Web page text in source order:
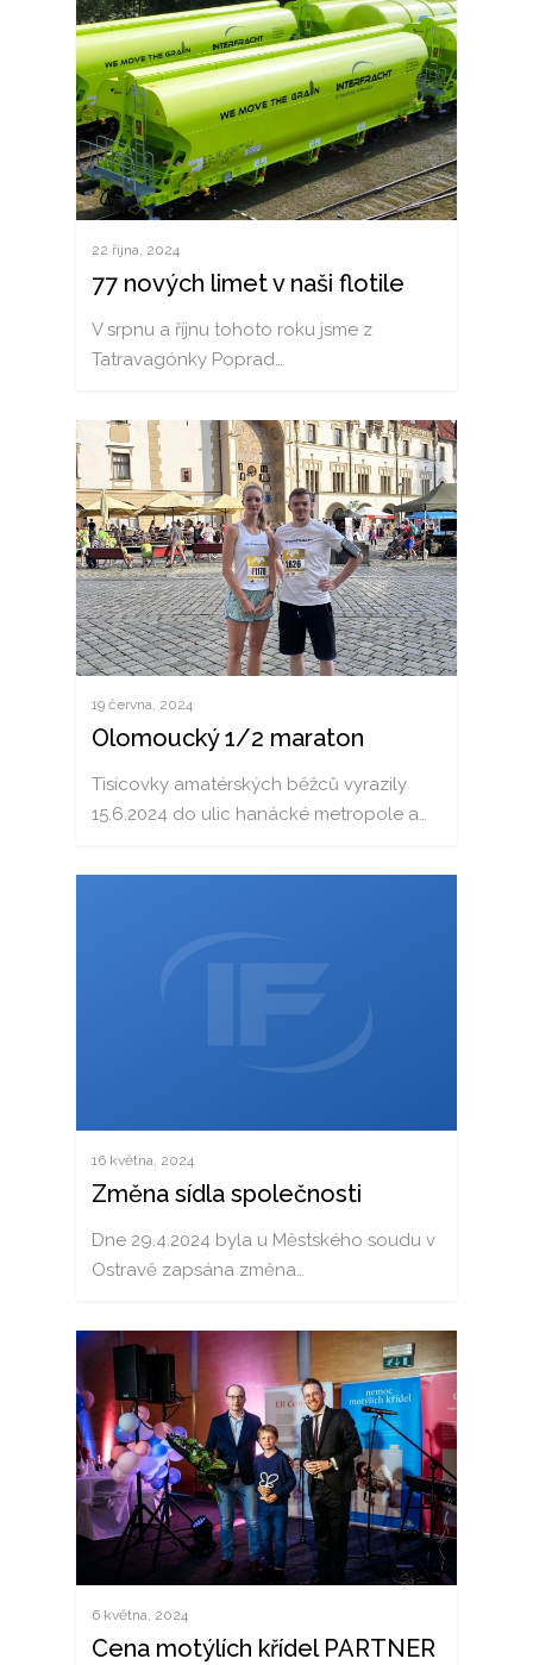
22 října, 2024
77 nových limet v naši flotile
V srpnu a říjnu tohoto roku jsme z
Tatravagónky Poprad…
19 června, 2024
Olomoucký 1/2 maraton
Tisícovky amatérských běžců vyrazily
15.6.2024 do ulic hanácké metropole a…
16 května, 2024
Změna sídla společnosti
Dne 29.4.2024 byla u Městského soudu v
Ostravě zapsána změna…
6 května, 2024
Cena motýlích křídel PARTNER